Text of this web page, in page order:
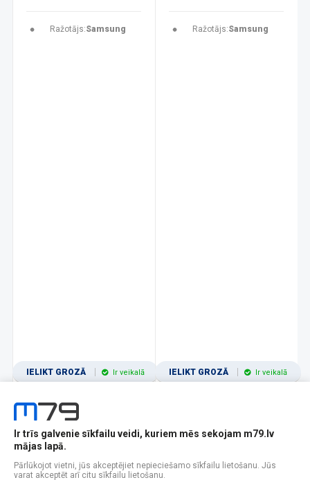
Ražotājs:Samsung
IELIKT GROZĀ Ir veikalā
Ražotājs:Samsung
IELIKT GROZĀ Ir veikalā
1 2 3 4 5 6 7 8 9 10 11
Popularitātes Rādīt 12
Ir trīs galvenie sīkfailu veidi, kuriem mēs sekojam m79.lv
mājas lapā.
Pārlūkojot vietni, jūs akceptējiet nepieciešamo sīkfailu lietošanu. Jūs
varat akceptēt arī citu sīkfailu lietošanu.